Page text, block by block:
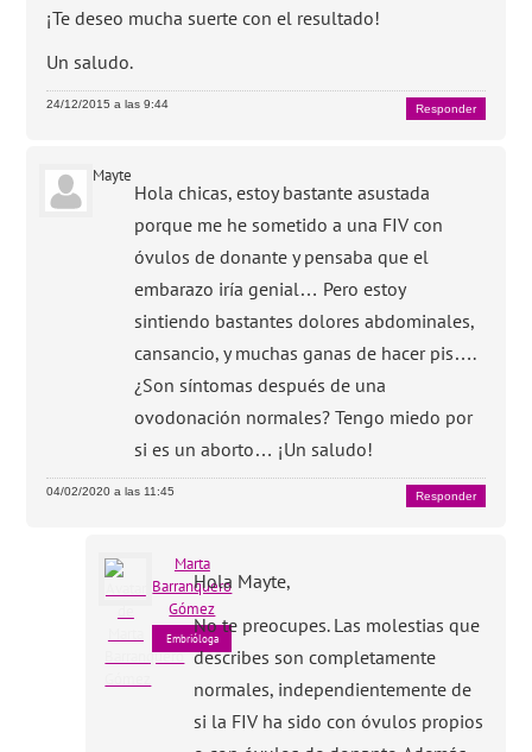
¡Te deseo mucha suerte con el resultado!
Un saludo.
24/12/2015 a las 9:44 Responder
Mayte
Hola chicas, estoy bastante asustada
porque me he sometido a una FIV con
óvulos de donante y pensaba que el
embarazo iría genial… Pero estoy
sintiendo bastantes dolores abdominales,
cansancio, y muchas ganas de hacer pis….
¿Son síntomas después de una
ovodonación normales? Tengo miedo por
si es un aborto… ¡Un saludo!
04/02/2020 a las 11:45 Responder
Marta
Barranquero
Gómez
Embrióloga
Hola Mayte,
No te preocupes. Las molestias que
describes son completamente
normales, independientemente de
si la FIV ha sido con óvulos propios